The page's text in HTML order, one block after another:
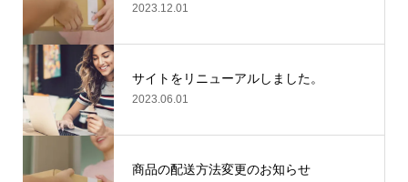
2023.12.01
サイトをリニューアルしました。
2023.06.01
商品の配送方法変更のお知らせ